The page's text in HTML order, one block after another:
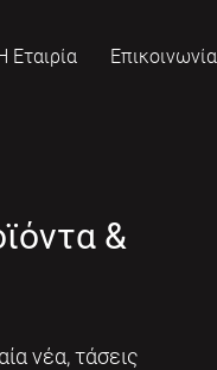
Εταιρία Επικοινωνία
&
νέα, τάσεις